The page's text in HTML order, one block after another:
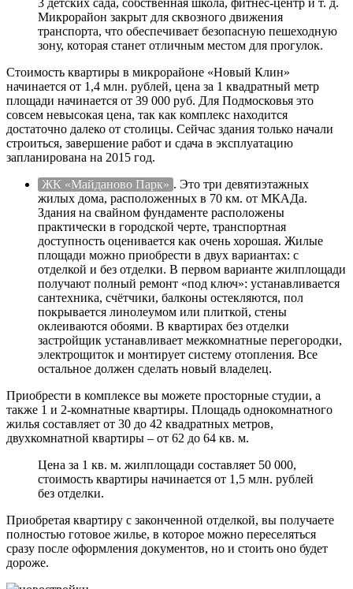
Микрорайон закрыт для сквозного движения
транспорта, что обеспечивает безопасную пешеходную
зону, которая станет отличным местом для прогулок.
Стоимость квартиры в микрорайоне «Новый Клин»
начинается от 1,4 млн. рублей, цена за 1 квадратный метр
площади начинается от 39 000 руб. Для Подмосковья это
совсем невысокая цена, так как комплекс находится
достаточно далеко от столицы. Сейчас здания только начали
строиться, завершение работ и сдача в эксплуатацию
запланирована на 2015 год.
ЖК «Майданово Парк» . Это три девятиэтажных
жилых дома, расположенных в 70 км. от МКАДа.
Здания на свайном фундаменте расположены
практически в городской черте, транспортная
доступность оценивается как очень хорошая. Жилые
площади можно приобрести в двух вариантах: с
отделкой и без отделки. В первом варианте жилплощади
получают полный ремонт «под ключ»: устанавливается
сантехника, счётчики, балконы остекляются, пол
покрывается линолеумом или плиткой, стены
оклеиваются обоями. В квартирах без отделки
застройщик устанавливает межкомнатные перегородки,
электрощиток и монтирует систему отопления. Все
остальное должен сделать новый владелец.
Приобрести в комплексе вы можете просторные студии, а
также 1 и 2-комнатные квартиры. Площадь однокомнатного
жилья составляет от 30 до 42 квадратных метров,
двухкомнатной квартиры – от 62 до 64 кв. м.
Цена за 1 кв. м. жилплощади составляет 50 000,
стоимость квартиры начинается от 1,5 млн. рублей
без отделки.
Приобретая квартиру с законченной отделкой, вы получаете
полностью готовое жилье, в которое можно переселяться
сразу после оформления документов, но и стоить оно будет
дороже.